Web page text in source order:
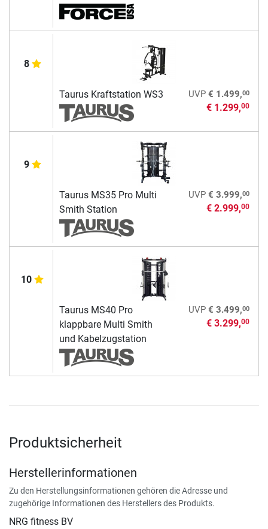
8
Taurus Kraftstation WS3 UVP € 1.499,00
€ 1.299,00
9
Taurus MS35 Pro Multi
Smith Station
UVP € 3.999,00
€ 2.999,00
10
Taurus MS40 Pro
klappbare Multi Smith
und Kabelzugstation
UVP € 3.499,00
€ 3.299,00
Produktsicherheit
Herstellerinformationen
Zu den Herstellungsinformationen gehören die Adresse und
zugehörige Informationen des Herstellers des Produkts.
NRG fitness BV